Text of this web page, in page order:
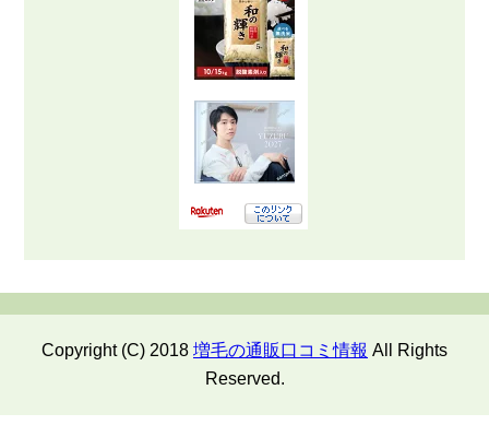
Copyright (C) 2018 増毛の通販口コミ情報 All Rights
Reserved.